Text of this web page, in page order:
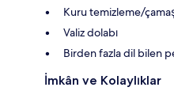
Kuru temizleme/
Valiz dolabı
Birden fazla dil bilen
İmkân ve Kolaylıklar